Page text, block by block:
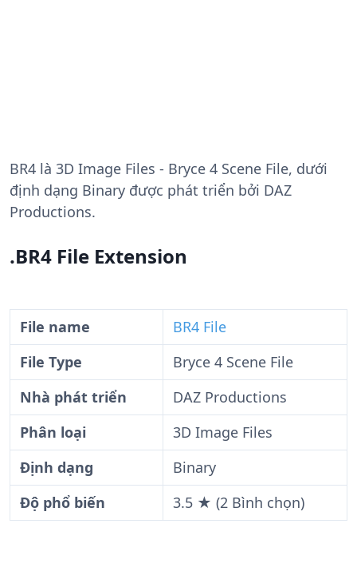
BR4 là 3D Image Files - Bryce 4 Scene File, dưới
định dạng Binary được phát triển bởi DAZ
Productions.
.BR4 File Extension
File name
BR4 File
File Type
Bryce 4 Scene File
Nhà phát triển
DAZ Productions
Phân loại
3D Image Files
Định dạng
Binary
Độ phổ biến
3.5 ★ (2 Bình chọn)